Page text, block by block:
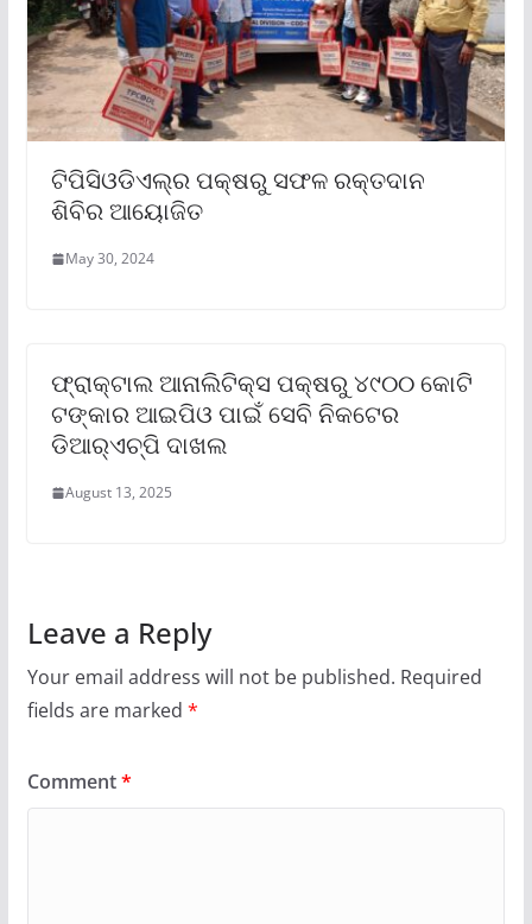
ଟିପିସିଓଡିଏଲ୍‌ର ପକ୍ଷରୁ ସଫଳ ରକ୍ତଦାନ
ଶିବିର ଆୟୋଜିତ
May 30, 2024
ଫ୍ରାକ୍ଟାଲ ଆନାଲିଟିକ୍ସ ପକ୍ଷରୁ ୪୯୦୦ କୋଟି
ଟଙ୍କାର ଆଇପିଓ ପାଇଁ ସେବି ନିକଟେର
ଡିଆର୍‌ଏଚ୍‌ପି ଦାଖଲ
August 13, 2025
Leave a Reply
Your email address will not be published. Required
fields are marked *
Comment*